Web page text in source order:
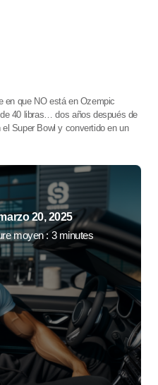
en que NO está en Ozempic
40 libras… dos años después de
Super Bowl y convertido en un
20, 2025
moyen : 3 minutes